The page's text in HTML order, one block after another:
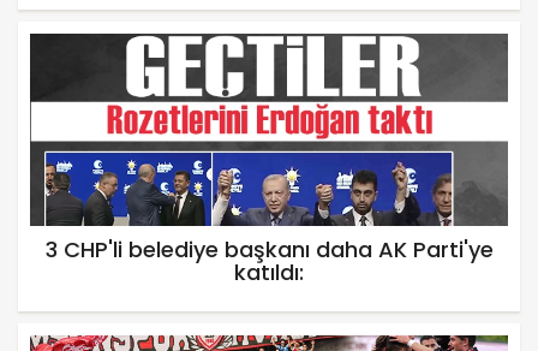
3 CHP'li belediye başkanı daha AK Parti'ye
katıldı: